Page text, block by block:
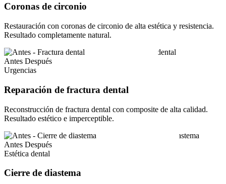
Coronas de circonio
Restauración con coronas de circonio de alta estética y resistencia.
Resultado completamente natural.
Antes Después
Urgencias
Reparación de fractura dental
Reconstrucción de fractura dental con composite de alta calidad.
Resultado estético e imperceptible.
Antes Después
Estética dental
Cierre de diastema